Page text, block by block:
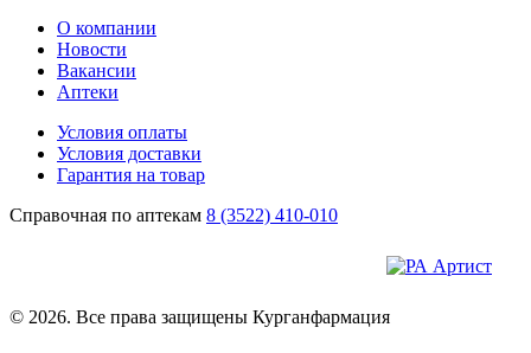
О компании
Новости
Вакансии
Аптеки
Условия оплаты
Условия доставки
Гарантия на товар
Справочная по аптекам 8 (3522) 410-010
© 2026. Все права защищены Курганфармация